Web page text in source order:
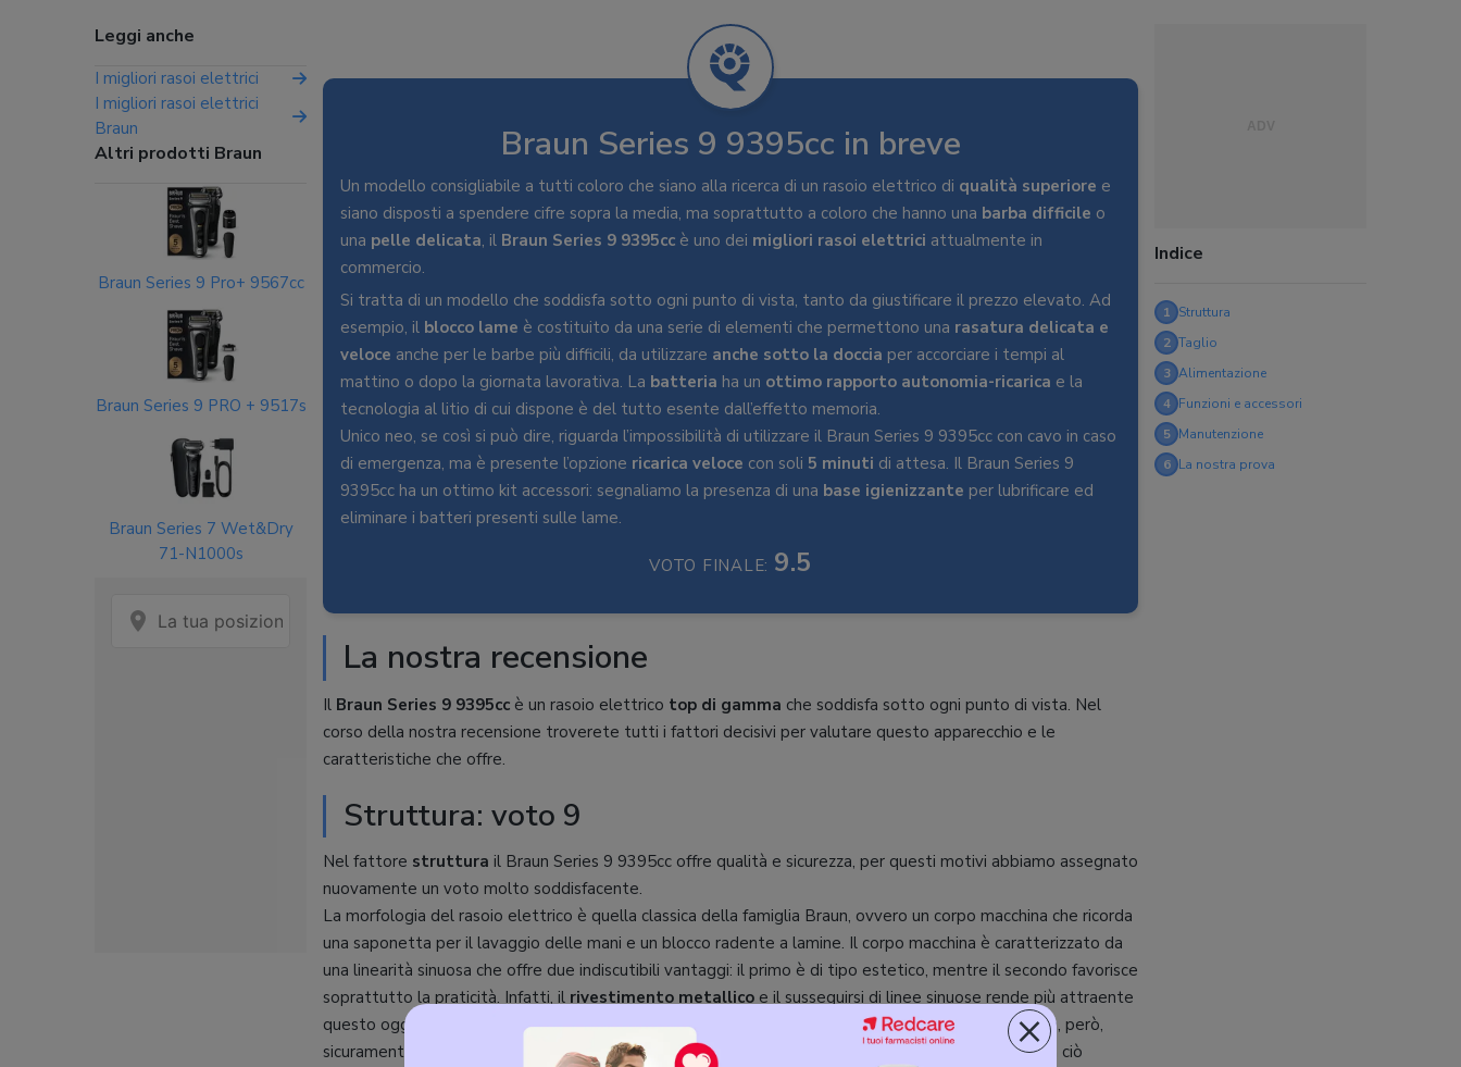
Accessori
Indice
1 Struttura
2 Taglio
3 Alimentazione
4 Funzioni e accessori
5 Manutenzione
6 La nostra prova
Braun Series 9 9395cc in breve
Un modello consigliabile a tutti coloro che siano alla ricerca di un rasoio elettrico di qualità superiore e
siano disposti a spendere cifre sopra la media, ma soprattutto a coloro che hanno una barba difficile o
una pelle delicata, il Braun Series 9 9395cc è uno dei migliori rasoi elettrici attualmente in
commercio.
Si tratta di un modello che soddisfa sotto ogni punto di vista, tanto da giustificare il prezzo elevato. Ad
esempio, il blocco lame è costituito da una serie di elementi che permettono una rasatura delicata e
veloce anche per le barbe più difficili, da utilizzare anche sotto la doccia per accorciare i tempi al
mattino o dopo la giornata lavorativa. La batteria ha un ottimo rapporto autonomia-ricarica e la
tecnologia al litio di cui dispone è del tutto esente dall’effetto memoria.
Unico neo, se così si può dire, riguarda l’impossibilità di utilizzare il Braun Series 9 9395cc con cavo in caso
di emergenza, ma è presente l’opzione ricarica veloce con soli 5 minuti di attesa. Il Braun Series 9
9395cc ha un ottimo kit accessori: segnaliamo la presenza di una base igienizzante per lubrificare ed
eliminare i batteri presenti sulle lame.
VOTO FINALE: 9.5
La nostra recensione
Il Braun Series 9 9395cc è un rasoio elettrico top di gamma che soddisfa sotto ogni punto di vista. Nel
corso della nostra recensione troverete tutti i fattori decisivi per valutare questo apparecchio e le
caratteristiche che offre.
Struttura: voto 9
Nel fattore struttura il Braun Series 9 9395cc offre qualità e sicurezza, per questi motivi abbiamo assegnato
nuovamente un voto molto soddisfacente.
La morfologia del rasoio elettrico è quella classica della famiglia Braun, ovvero un corpo macchina che ricorda
una saponetta per il lavaggio delle mani e un blocco radente a lamine. Il corpo macchina è caratterizzato da
una linearità sinuosa che offre due indiscutibili vantaggi: il primo è di tipo estetico, mentre il secondo favorisce
soprattutto la praticità. Infatti, il rivestimento metallico e il susseguirsi di linee sinuose rende più attraente
questo oggetto, a dimostrazione di un lungo lavoro di ricerca alle spalle. Ma quello che più importa, però,
sicuramente è la possibilità di avere unmaggior numero di appoggi
per la mano che rade. Oltre a ciò
Leggi anche
I migliori rasoi elettrici
I migliori rasoi elettrici
Braun
Altri prodotti Braun
Braun Series 9 Pro+ 9567cc
Braun Series 9 PRO + 9517s
Braun Series 7 Wet&Dry
71-N1000s
×